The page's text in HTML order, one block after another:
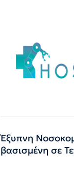
Έξυπνη
βασισμένη σε